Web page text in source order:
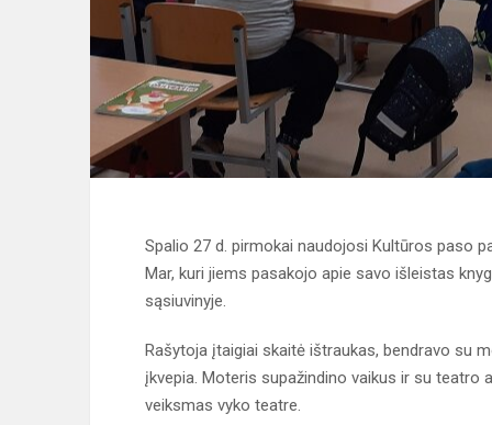
Spalio 27 d. pirmokai naudojosi Kultūros paso
Mar, kuri jiems pasakojo apie savo išleistas
sąsiuvinyje.
Rašytoja įtaigiai skaitė ištraukas, bendravo su
įkvepia. Moteris supažindino vaikus ir su teatro
veiksmas vyko teatre.